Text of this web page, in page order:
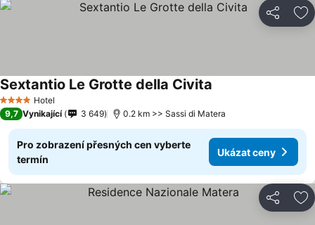
Sdílet
4 Počet hvězdiček
Hotel
Sextantio Le Grotte della Civita
9,7 Vynikající 3 649 0.2 km >> Sassi di Matera
Pro zobrazení přesných cen vyberte
termín
Ukázat ceny
Sdílet